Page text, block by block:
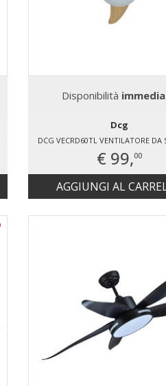
Disponibilità
Dcg
DCG VECRD60TL VENTILATORE DA
€ 99,00
AGGIUNGI AL